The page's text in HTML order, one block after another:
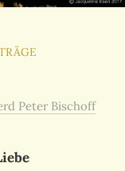
Peter Bischoff